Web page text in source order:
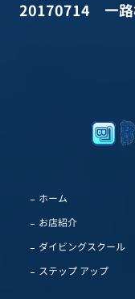
20170714 一路
ホーム
お店紹介
ダイビングスクール
ステップ アップ